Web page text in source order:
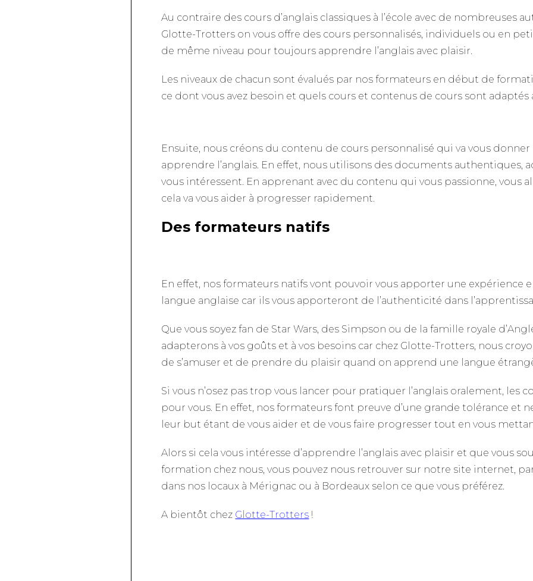
Au contraire des cours d’anglais classiques à l’école avec de nombreuses
Glotte-Trotters on vous offre des cours personnalisés, individuels ou en
de même niveau pour toujours apprendre l’anglais avec plaisir.
Les niveaux de chacun sont évalués par nos formateurs en début de
ce dont vous avez besoin et quels cours et contenus de cours sont adaptés
Ensuite, nous créons du contenu de cours personnalisé qui va vous
apprendre l’anglais. En effet, nous utilisons des documents authentiques,
vous intéressent. En apprenant avec du contenu qui vous passionne, vous
cela va vous aider à progresser rapidement.
Des formateurs natifs
En effet, nos formateurs natifs vont pouvoir vous apporter une expérience
langue anglaise car ils vous apporteront de l’authenticité dans
Que vous soyez fan de Star Wars, des Simpson ou de la famille royale
adapterons à vos goûts et à vos besoins car chez Glotte-Trotters, nous
de s’amuser et de prendre du plaisir quand on apprend une langue
Si vous n’osez pas trop vous lancer pour pratiquer l’anglais oralement, les
pour vous. En effet, nos formateurs font preuve d’une grande tolérance et
leur but étant de vous aider et de vous faire progresser tout en vous
Alors si cela vous intéresse d’apprendre l’anglais avec plaisir et que vous
formation chez nous, vous pouvez nous retrouver sur notre site internet,
dans nos locaux à Mérignac ou à Bordeaux selon ce que vous préférez.
A bientôt chez Glotte-Trotters !